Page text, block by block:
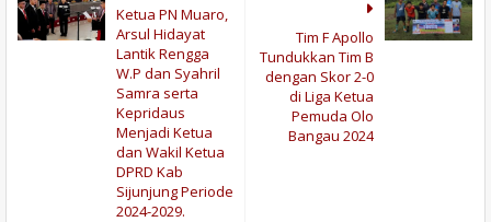
Tim F Apollo
Tundukkan Tim B
dengan Skor 2-0
di Liga Ketua
Pemuda Olo
Bangau 2024
Ketua PN Muaro,
Arsul Hidayat
Lantik Rengga
W.P dan Syahril
Samra serta
Kepridaus
Menjadi Ketua
dan Wakil Ketua
DPRD Kab
Sijunjung Periode
2024-2029.